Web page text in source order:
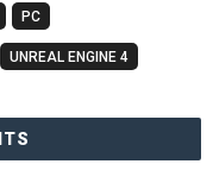
PC
UNREAL ENGINE 4